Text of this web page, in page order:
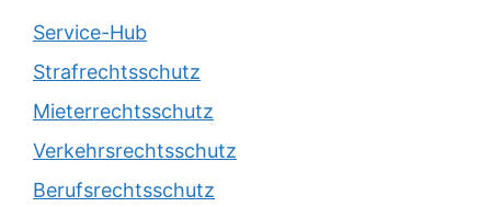
Service-Hub
Strafrechtsschutz
Mieterrechtsschutz
Verkehrsrechtsschutz
Berufsrechtsschutz